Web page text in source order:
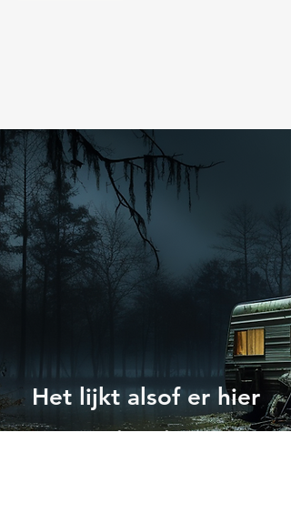
Het lijkt alsof er hier
niets is.